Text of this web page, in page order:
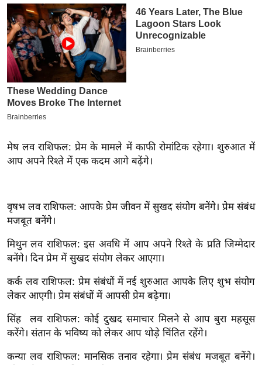
P
L
2
0
2
6
क्रा
इ
ई
-
र
सा
ल
बे
सा
ल
श
मेष लव राशिफल: प्रेम के मामले में काफी रोमांटिक रहेगा। शुरुआत में
आप अपने रिश्ते में एक कदम आगे बढ़ेंगे।
वृषभ लव राशिफल: आपके प्रेम जीवन में सुखद संयोग बनेंगे। प्रेम संबंध
मजबूत बनेंगे।
मिथुन लव राशिफल: इस अवधि में आप अपने रिश्ते के प्रति जिम्मेदार
बनेंगे। दिन प्रेम में सुखद संयोग लेकर आएगा।
कर्क लव राशिफल: प्रेम संबंधों में नई शुरुआत आपके लिए शुभ संयोग
लेकर आएगी। प्रेम संबंधों में आपसी प्रेम बढ़ेगा।
सिंह लव राशिफल: कोई दुखद समाचार मिलने से आप बुरा महसूस
करेंगे। संतान के भविष्य को लेकर आप थोड़े चिंतित रहेंगे।
कन्या लव राशिफल: मानसिक तनाव रहेगा। प्रेम संबंध मजबूत बनेंगे।